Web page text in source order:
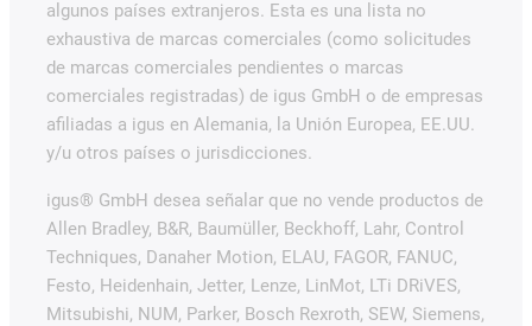
algunos países extranjeros. Esta es una lista no
exhaustiva de marcas comerciales (como solicitudes
de marcas comerciales pendientes o marcas
comerciales registradas) de igus GmbH o de empresas
afiliadas a igus en Alemania, la Unión Europea, EE.UU.
y/u otros países o jurisdicciones.
igus® GmbH desea señalar que no vende productos de
Allen Bradley, B&R, Baumüller, Beckhoff, Lahr, Control
Techniques, Danaher Motion, ELAU, FAGOR, FANUC,
Festo, Heidenhain, Jetter, Lenze, LinMot, LTi DRiVES,
Mitsubishi, NUM, Parker, Bosch Rexroth, SEW, Siemens,